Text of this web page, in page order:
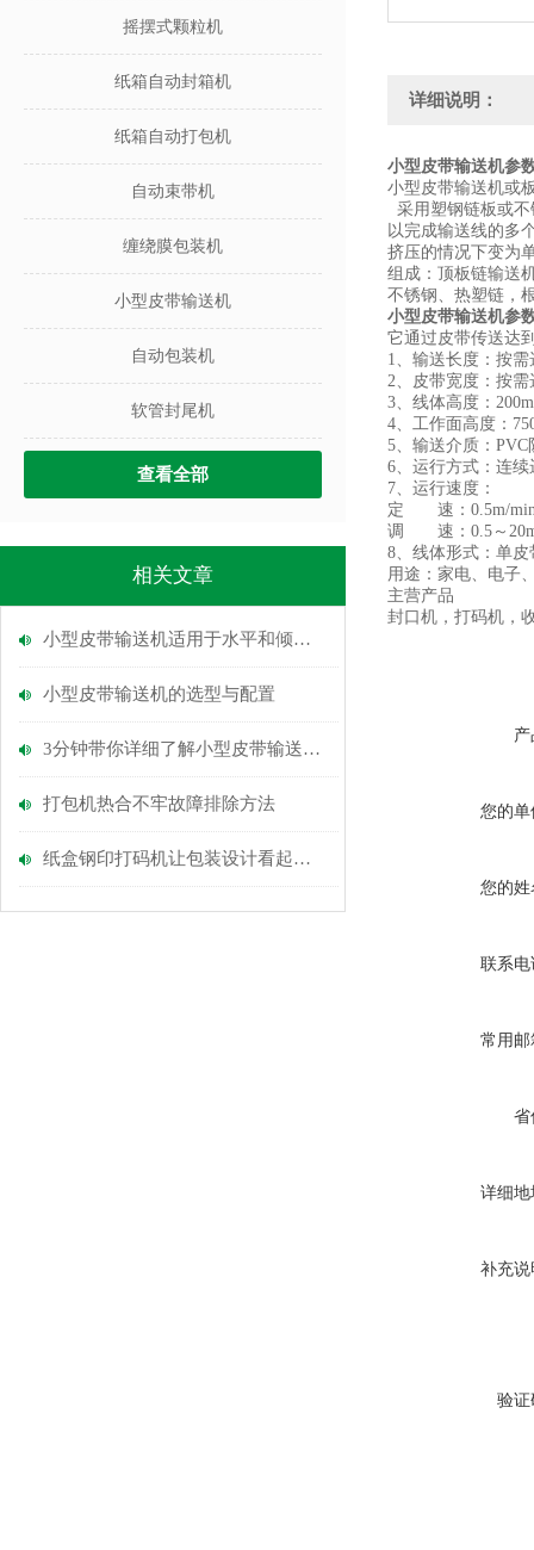
摇摆式颗粒机
纸箱自动封箱机
纸箱自动打包机
自动束带机
缠绕膜包装机
小型皮带输送机
自动包装机
软管封尾机
查看全部
相关文章
小型皮带输送机适用于水平和倾斜输送
小型皮带输送机的选型与配置
3分钟带你详细了解小型皮带输送机的组成部分和工作原理
打包机热合不牢故障排除方法
纸盒钢印打码机让包装设计看起来更加高大上。
详细说明：
小型皮带输送机参
小型皮带输送机或
采用塑钢链板或
以完成输送线的多
挤压的情况下变为
组成：顶板链输送
不锈钢、热塑链，
小型皮带输送机参
它通过皮带传送达
1、输送长度：按
2、皮带宽度：按需
3、线体高度：
4、工作面高度：
5、输送介质：
6、运行方式：连
7、运行速度：
定 速：0.5m/min
调 速：0.5～20m/
8、线体形式：单
用途：家电、电子
主营产品
封口机，打码机，
您的单
您的姓
联系电
常用邮
省
详细地
补充说
验证